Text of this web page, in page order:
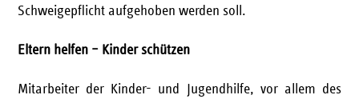
Schweigepflicht aufgehoben werden soll.
Eltern helfen – Kinder schützen
Mitarbeiter der Kinder- und Jugendhilfe, vor allem des